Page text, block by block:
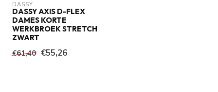
DASSY
DASSY AXIS D-FLEX
DAMES KORTE
WERKBROEK STRETCH
ZWART
€61,40 €55,26